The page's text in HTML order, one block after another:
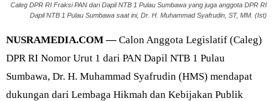
Caleg DPR RI Fraksi PAN dari Dapil NTB 1 Pulau Sumbawa yang juga anggota DPR RI
Dapil NTB 1 Pulau Sumbawa saat ini, Dr. H. Muhammad Syafrudin, ST, MM. (Ist)
NUSRAMEDIA.COM —Calon Anggota Legislatif (Caleg)
DPR RI Nomor Urut 1 dari PAN Dapil NTB 1 Pulau
Sumbawa, Dr. H. Muhammad Syafrudin (HMS) mendapat
dukungan dari Lembaga Hikmah dan Kebijakan Publik